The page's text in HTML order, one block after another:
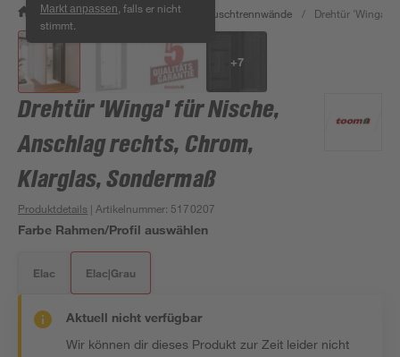
Markt anpassen , falls er nicht
stimmt.
/ Bad & Sanitär / Duschen Duschtrennwände / Drehtür 'Winga'
+7
Drehtür 'Winga' für Nische,
Anschlag rechts, Chrom,
Klarglas, Sondermaß
Produktdetails | Artikelnummer: 5170207
Farbe Rahmen/Profil auswählen
Elac Elac|Grau
Aktuell nicht verfügbar
Wir können dir dieses Produkt zur Zeit leider nicht